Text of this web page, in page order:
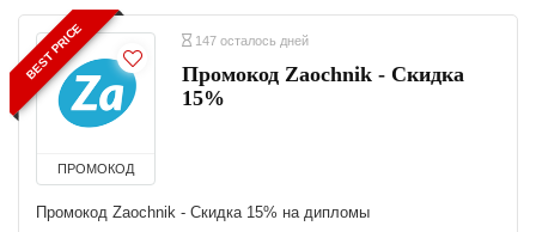
BEST PRICE
ПРОМОКОД
147 осталось дней
Промокод Zaochnik - Скидка
15%
Промокод Zaochnik - Скидка 15% на дипломы